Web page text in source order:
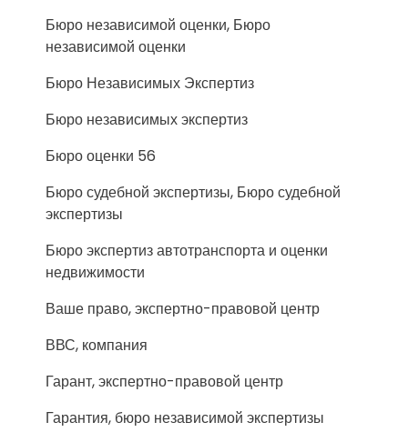
Бюро независимой оценки, Бюро
независимой оценки
Бюро Независимых Экспертиз
Бюро независимых экспертиз
Бюро оценки 56
Бюро судебной экспертизы, Бюро судебной
экспертизы
Бюро экспертиз автотранспорта и оценки
недвижимости
Ваше право, экспертно-правовой центр
ВВС, компания
Гарант, экспертно-правовой центр
Гарантия, бюро независимой экспертизы